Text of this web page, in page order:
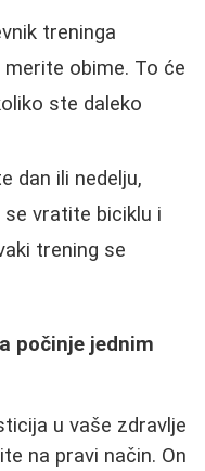
treninga
obime. To će
ste daleko
dan ili nedelju,
vratite biciklu i
trening se
počinje jednim
u vaše zdravlje
na pravi način. On